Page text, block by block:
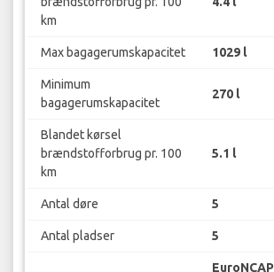
km
Max bagagerumskapacitet 1029 l
Minimum
bagagerumskapacitet
270 l
Blandet kørsel
brændstofforbrug pr. 100
km
5.1 l
Antal døre 5
Antal pladser 5
EuroNCAP